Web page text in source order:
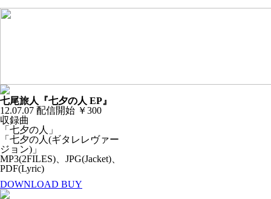
七尾旅人『七夕の人 EP』
12.07.07 配信開始 ￥300
収録曲
「七夕の人」
「七夕の人(ギタレレヴァー
ジョン)」
MP3(2FILES)、JPG(Jacket)、
PDF(Lyric)
DOWNLOAD BUY